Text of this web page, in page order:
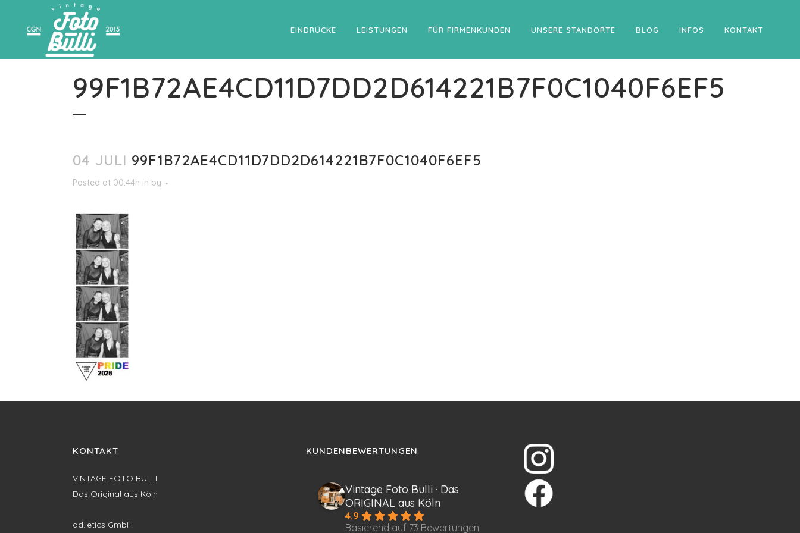
EINDRÜCKE LEISTUNGEN FÜR FIRMENKUNDEN UNSERE STANDORTE BLOG INFOS KONTAKT
99F1B72AE4CD11D7DD2D614221B7F0C1040F6EF5
04 JULI 99F1B72AE4CD11D7DD2D614221B7F0C1040F6EF5
Posted at 00:44h in by
KONTAKT
VINTAGE FOTO BULLI
Das Original aus Köln
ad.letics GmbH
KUNDENBEWERTUNGEN
Vintage Foto Bulli · Das
ORIGINAL aus Köln
4.9
Basierend auf 73 Bewertungen